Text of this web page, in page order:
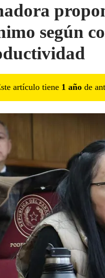
según
artículo tiene 1 año de